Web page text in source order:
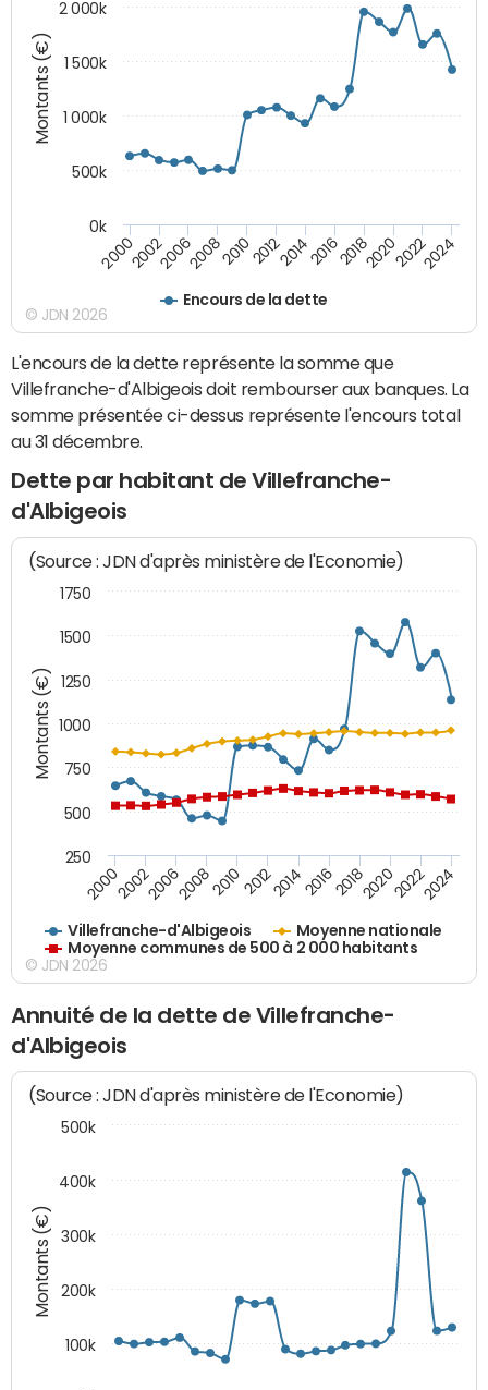
Montants (€)
Encours de la dette
200020022006200820102012201420162018202020222024
0k
500k
1 000k
1 500k
2 000k
© JDN 2026
L'encours de la dette représente la somme que
Villefranche-d'Albigeois doit rembourser aux banques. La
somme présentée ci-dessus représente l'encours total
au 31 décembre.
Dette par habitant de Villefranche-
d'Albigeois
Montants (€)
(Source : JDN d'après ministère de l'Economie)
Villefranche-d'Albigeois
Moyenne nationale
Moyenne communes de 500 à 2 000 habitants
200020022006200820102012201420162018202020222024
250
500
750
1000
1250
1500
1750
© JDN 2026
Annuité de la dette de Villefranche-
d'Albigeois
Montants (€)
(Source : JDN d'après ministère de l'Economie)
100k
200k
300k
400k
500k